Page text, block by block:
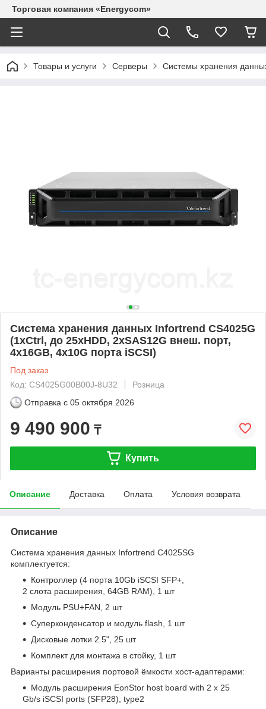
Торговая компания «Energycom»
Товары и услуги Серверы Системы хранения
Система хранения данных Infortrend CS4025G
(1xCtrl, до 25xHDD, 2xSAS12G внеш. порт,
4x16GB, 4x10G порта iSCSI)
Под заказ
Код: CS4025G00B00J-8U32
Розница
Отправка с 05 октября 2026
9 490 900 ₸
Купить
Описание Доставка Оплата Условия возврата
Описание
Система хранения данных Infortrend C4025SG
комплектуется:
Контроллер (4 порта 10Gb iSCSI SFP+,
2 слота расширения, 64GB RAM), 1 шт
Модуль PSU+FAN, 2 шт
Суперконденсатор и модуль flash, 1 шт
Дисковые лотки 2.5", 25 шт
Комплект для монтажа в стойку, 1 шт
Варианты расширения портовой ёмкости хост-адаптерами:
Модуль расширения EonStor host board with 2 x 25
Gb/s iSCSI ports (SFP28), type2